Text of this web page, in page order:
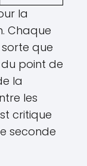
la
Chaque
que
point de
la
les
critique
seconde